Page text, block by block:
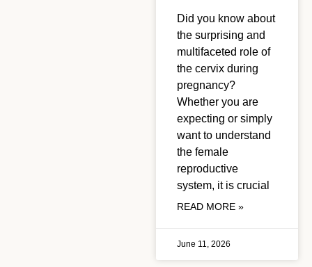
Did you know about
the surprising and
multifaceted role of
the cervix during
pregnancy?
Whether you are
expecting or simply
want to understand
the female
reproductive
system, it is crucial
READ MORE »
June 11, 2026